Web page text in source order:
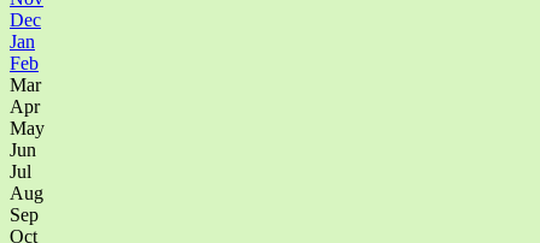
Dec
Jan
Feb
Mar
Apr
May
Jun
Jul
Aug
Sep
Oct